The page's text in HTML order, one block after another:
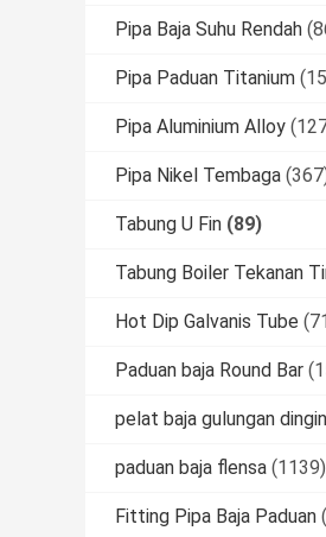
Pipa Baja Suhu Rendah
Pipa Paduan Titanium
Pipa Aluminium Alloy
Pipa Nikel Tembaga
Tabung U Fin (89)
Tabung Boiler Tekanan
Hot Dip Galvanis Tube
Paduan baja Round Bar
pelat baja gulungan dingin
paduan baja flensa (1139)
Fitting Pipa Baja Paduan